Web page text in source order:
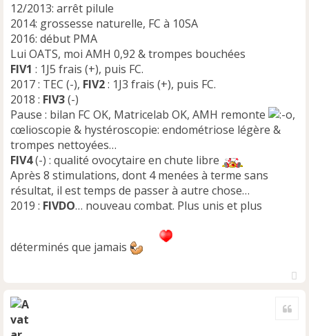
o
n
l
u
12/2013: arrêt pilule
2014: grossesse naturelle, FC à 10SA
2016: début PMA
Lui OATS, moi AMH 0,92 & trompes bouchées
FIV1 : 1J5 frais (+), puis FC.
2017 : TEC (-), FIV2: 1J3 frais (+), puis FC.
2018 : FIV3(-)
Pause : bilan FC OK, Matricelab OK, AMH remonte
,
cœlioscopie & hystéroscopie: endométriose légère &
trompes nettoyées…
FIV4(-) : qualité ovocytaire en chute libre
Après 8 stimulations, dont 4 menées à terme sans
résultat, il est temps de passer à autre chose…
2019 : FIVDO… nouveau combat. Plus unis et plus
déterminés que jamais